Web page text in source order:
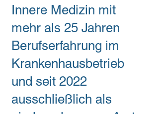
Innere Medizin mit
mehr als 25 Jahren
Berufserfahrung im
Krankenhausbetrieb
und seit 2022
ausschließlich als